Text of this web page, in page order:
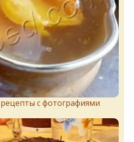
с фотографиями